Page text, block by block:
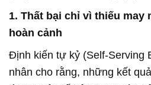
1. Thất bại chỉ vì thiếu may
hoàn cảnh
Định kiến tự kỷ (Self-Serving
nhân cho rằng, những kết